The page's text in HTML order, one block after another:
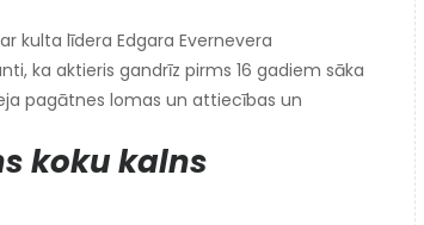
kulta līdera Edgara Evernevera
ka aktieris gandrīz pirms 16 gadiem sāka
pagātnes lomas un attiecības un
koku kalns